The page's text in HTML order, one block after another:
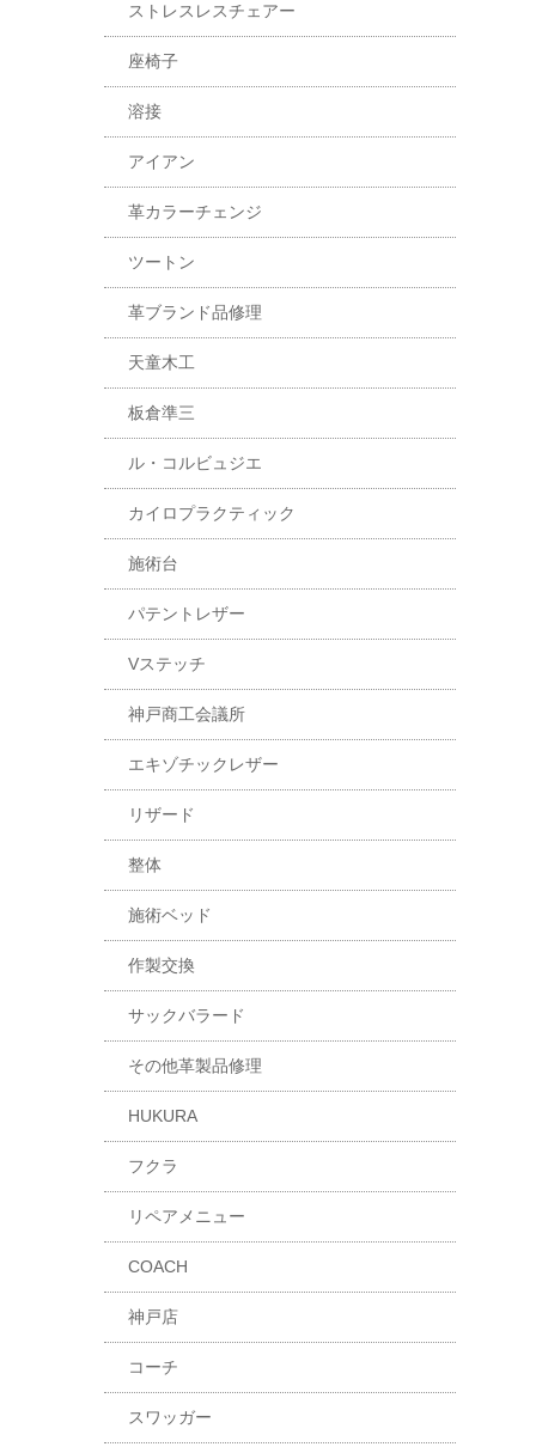
ストレスレスチェアー
座椅子
溶接
アイアン
革カラーチェンジ
ツートン
革ブランド品修理
天童木工
板倉準三
ル・コルビュジエ
カイロプラクティック
施術台
パテントレザー
Vステッチ
神戸商工会議所
エキゾチックレザー
リザード
整体
施術ベッド
作製交換
サックバラード
その他革製品修理
HUKURA
フクラ
リペアメニュー
COACH
神戸店
コーチ
スワッガー